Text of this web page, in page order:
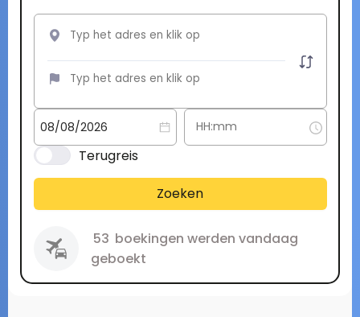
Terugreis
Zoeken
53 boekingen werden vandaag
geboekt